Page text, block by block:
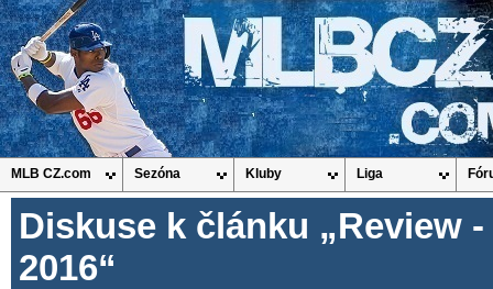
MLB CZ.com Sezóna Kluby Liga
Diskuse k článku „Review
2016“